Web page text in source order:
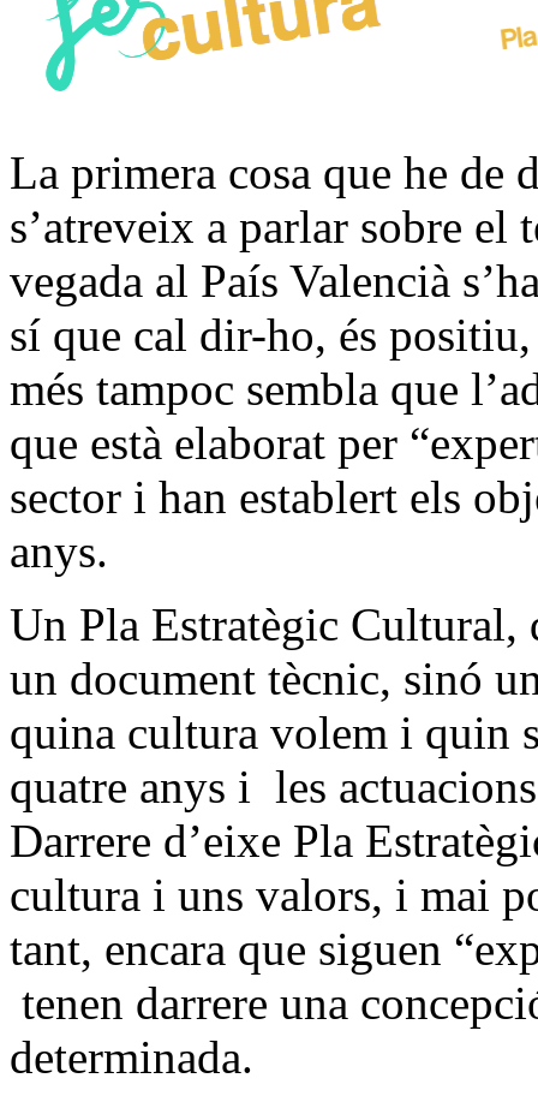
La primera cosa que he de
s’atreveix a parlar sobre el
vegada al País Valencià
sí que cal dir-ho, és
més tampoc sembla que
que està elaborat per
sector i han establert els
anys.
Un Pla Estratègic Cultural,
un document tècnic, sinó
quina cultura volem i quin
quatre anys i les
Darrere d’eixe Pla
cultura i uns valors, i mai
tant, encara que siguen
tenen darrere una
determinada.